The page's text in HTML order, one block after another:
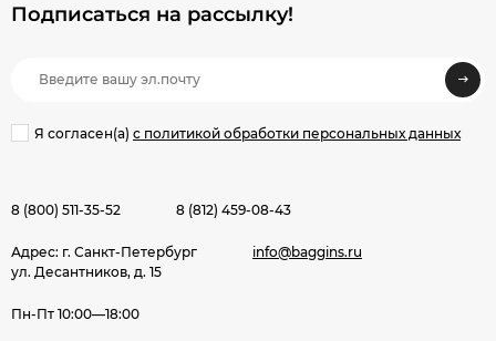
Подписаться на рассылкy!
Я согласен(a) с политикой обработки персональных данных
8 (800) 511-35-52 8 (812) 459-08-43
Адрес: г. Санкт-Петербург
ул. Десантников, д. 15
info@baggins.ru
Пн-Пт 10:00—18:00